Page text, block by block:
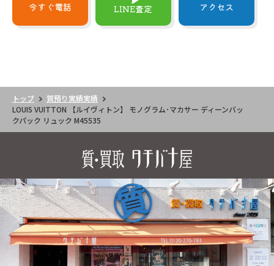
今すぐ電話 LINE査定 アクセス
トップ
質預り実績実績
LOUIS VUITTON 【ルイヴィトン】 モノグラム･マカサー ディーンバッ
クパック リュック M45535